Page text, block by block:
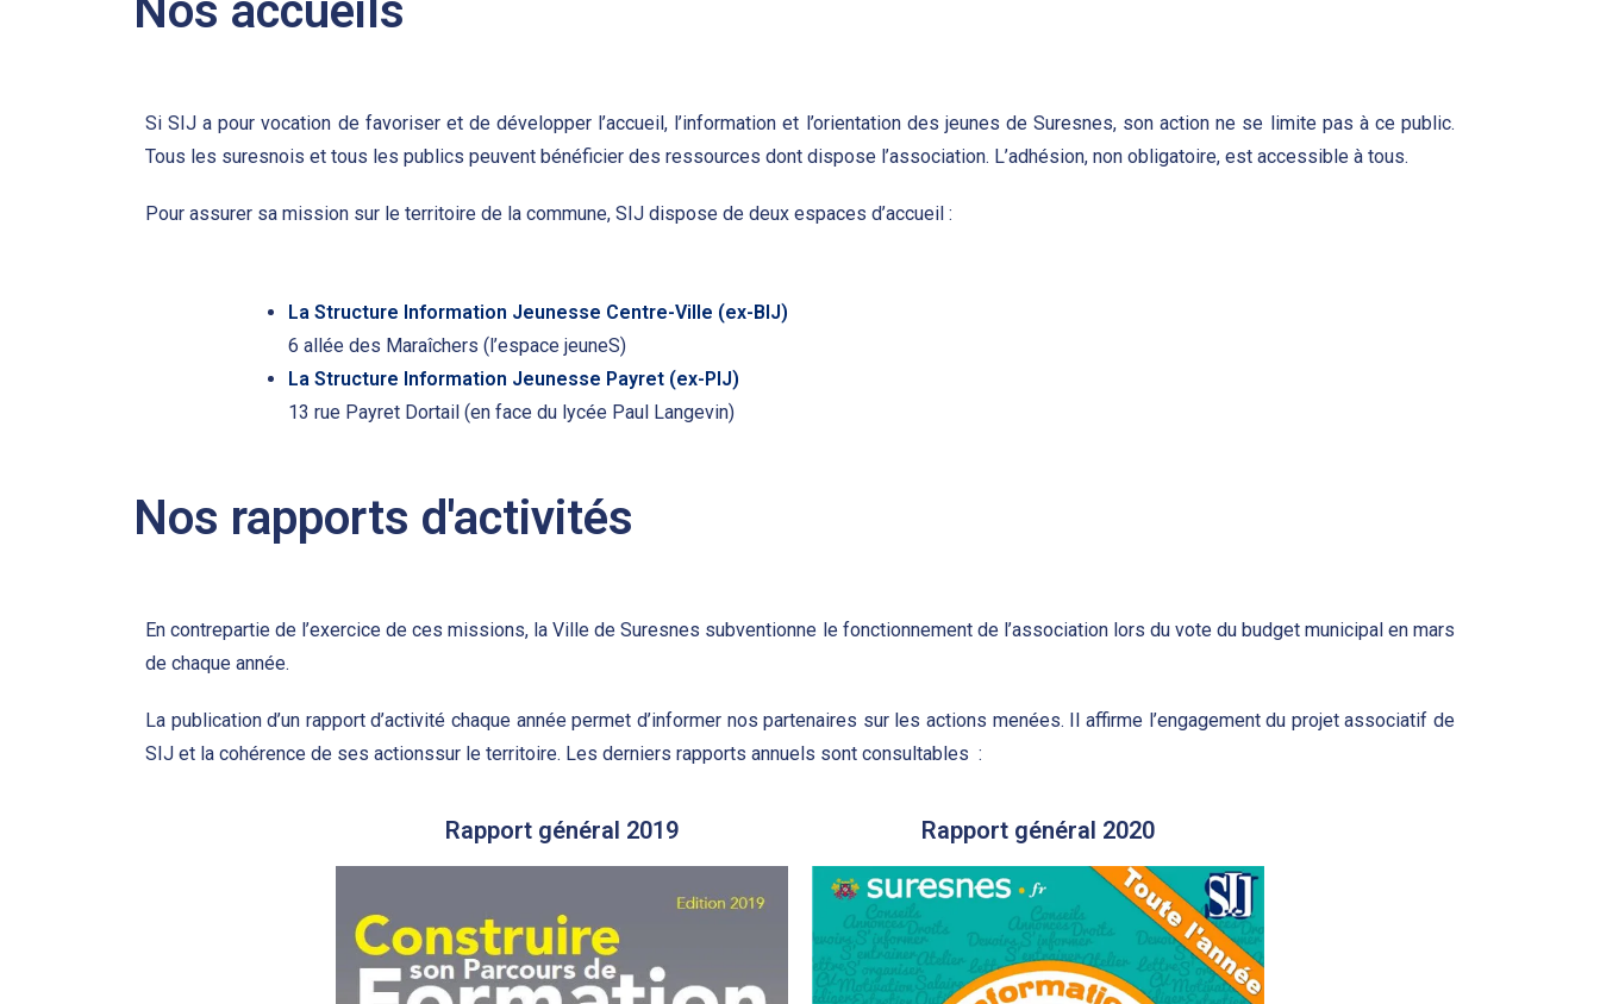
Nos accueils
Si SIJ a pour vocation de favoriser et de développer l’accueil, l’information et l’orientation des jeunes de Suresnes, son action ne se limite pas à ce public.
Tous les suresnois et tous les publics peuvent bénéficier des ressources dont dispose l’association. L’adhésion, non obligatoire, est accessible à tous.
Pour assurer sa mission sur le territoire de la commune, SIJ dispose de deux espaces d’accueil :
La Structure Information Jeunesse Centre-Ville (ex-BIJ)
6 allée des Maraîchers (l’espace jeuneS)
La Structure Information Jeunesse Payret (ex-PIJ)
13 rue Payret Dortail (en face du lycée Paul Langevin)
Nos rapports d'activités
En contrepartie de l’exercice de ces missions, la Ville de Suresnes subventionne le fonctionnement de l’association lors du vote du budget municipal en mars
de chaque année.
La publication d’un rapport d’activité chaque année permet d’informer nos partenaires sur les actions menées. Il affirme l’engagement du projet associatif de
SIJ et la cohérence de ses actionssur le territoire. Les derniers rapports annuels sont consultables :
Rapport général 2019 Rapport général 2020